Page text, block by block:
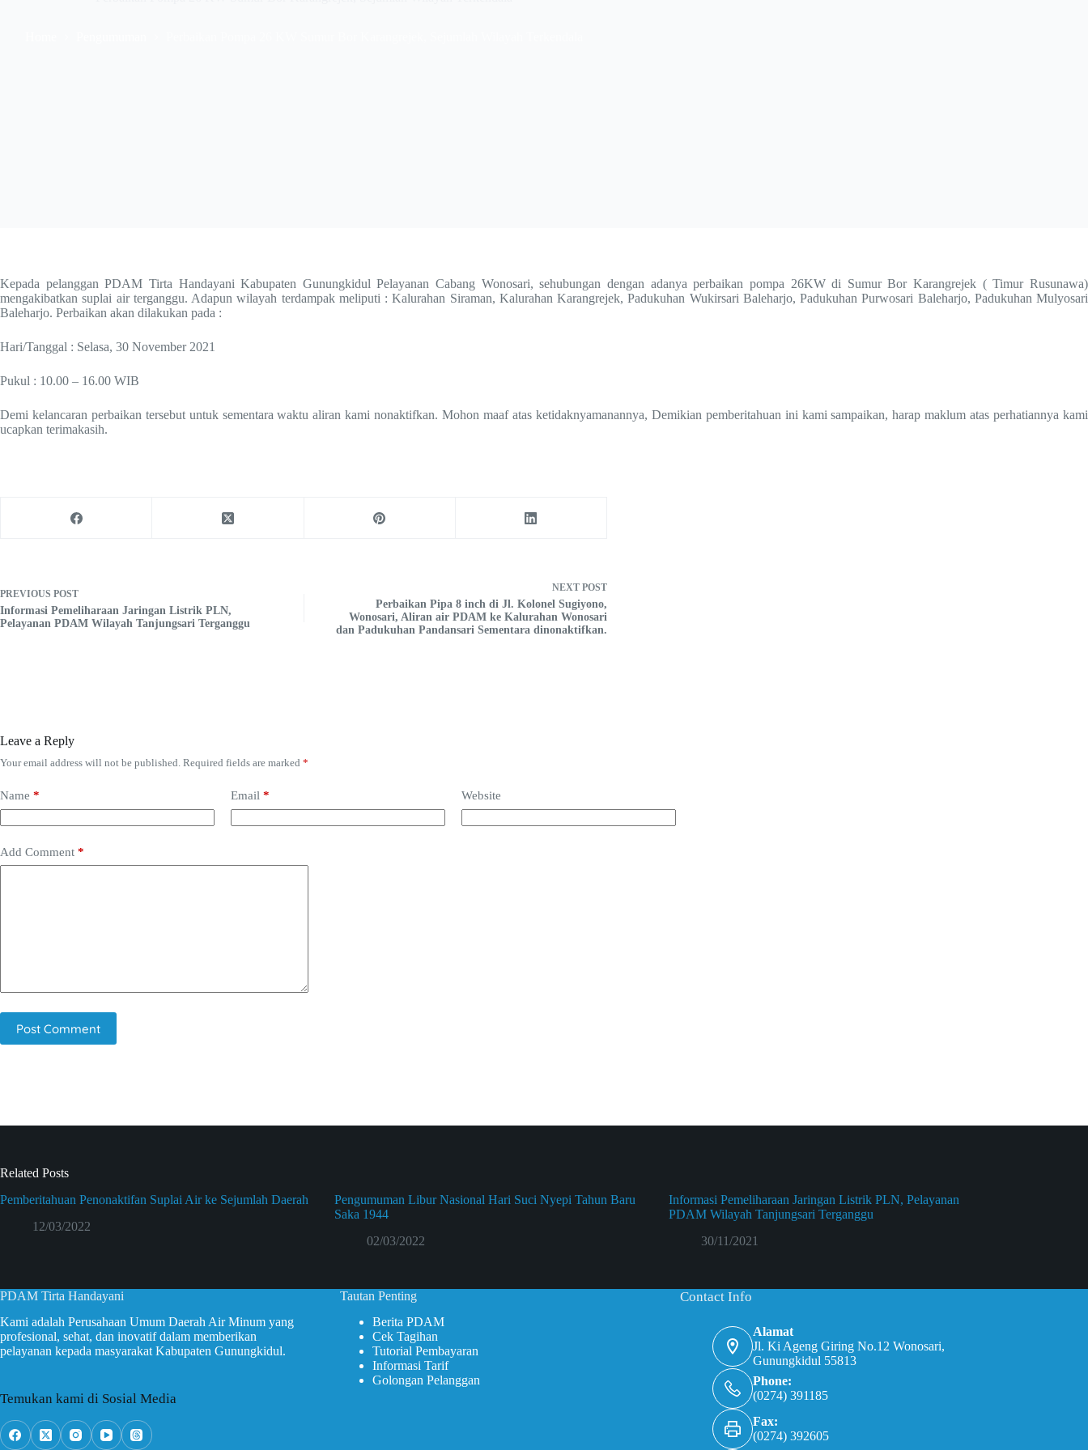
Kepada pelanggan PDAM Tirta Handayani Kabupaten Gunungkidul Pelayanan Cabang Wonosari, sehubungan dengan adanya perbaikan pompa 26KW di Sumur Bor Karangrejek ( Timur Rusunawa)
mengakibatkan suplai air terganggu. Adapun wilayah terdampak meliputi : Kalurahan Siraman, Kalurahan Karangrejek, Padukuhan Wukirsari Baleharjo, Padukuhan Purwosari Baleharjo, Padukuhan Mulyosari
Baleharjo. Perbaikan akan dilakukan pada :
Hari/Tanggal : Selasa, 30 November 2021
Pukul : 10.00 – 16.00 WIB
Demi kelancaran perbaikan tersebut untuk sementara waktu aliran kami nonaktifkan. Mohon maaf atas ketidaknyamanannya, Demikian pemberitahuan ini kami sampaikan, harap maklum atas perhatiannya kami
ucapkan terimakasih.
PREVIOUS POST
Informasi Pemeliharaan Jaringan Listrik PLN,
Pelayanan PDAM Wilayah Tanjungsari Terganggu
NEXT POST
Perbaikan Pipa 8 inch di Jl. Kolonel Sugiyono,
Wonosari, Aliran air PDAM ke Kalurahan Wonosari
dan Padukuhan Pandansari Sementara dinonaktifkan.
Leave a Reply
Your email address will not be published. Required fields are marked *
Name * Email * Website
Add Comment *
Post Comment
Related Posts
Pemberitahuan Penonaktifan Suplai Air ke Sejumlah Daerah
12/03/2022
Pengumuman Libur Nasional Hari Suci Nyepi Tahun Baru
Saka 1944
02/03/2022
Informasi Pemeliharaan Jaringan Listrik PLN, Pelayanan
PDAM Wilayah Tanjungsari Terganggu
30/11/2021
PDAM Tirta Handayani
Kami adalah Perusahaan Umum Daerah Air Minum yang
profesional, sehat, dan inovatif dalam memberikan
pelayanan kepada masyarakat Kabupaten Gunungkidul.
Temukan kami di Sosial Media
Tautan Penting
Berita PDAM
Cek Tagihan
Tutorial Pembayaran
Informasi Tarif
Golongan Pelanggan
Contact Info
Alamat
Jl. Ki Ageng Giring No.12 Wonosari,
Gunungkidul 55813
Phone:
(0274) 391185
Fax:
(0274) 392605